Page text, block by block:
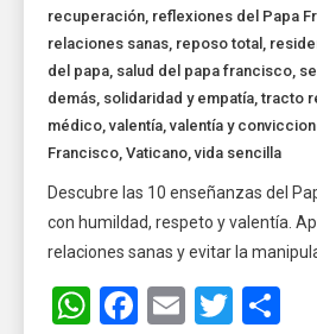
recuperación, reflexiones del Papa
relaciones sanas, reposo total ,
del papa, salud del papa francisco,
demás, solidaridad y empatía,tracto
médico,valentía,valentía y
Francisco,Vaticano,vida sencilla
Descubre las 10 enseñanzas del
con humildad, respeto y valentía.
relaciones sanas y evitar la
WhatsApp
Facebook
Email